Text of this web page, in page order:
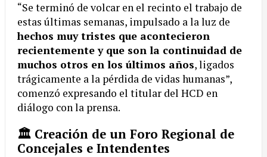
“Se terminó de volcar en el recinto el trabajo de
estas últimas semanas, impulsado a la luz de
hechos muy tristes que acontecieron
recientemente y que son la continuidad de
muchos otros en los últimos años, ligados
trágicamente a la pérdida de vidas humanas”,
comenzó expresando el titular del HCD en
diálogo con la prensa.
🏛️ Creación de un Foro Regional de
Concejales e Intendentes